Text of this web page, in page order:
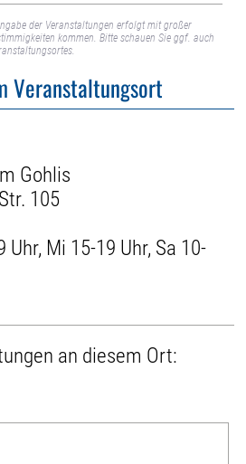
der Veranstaltungen erfolgt mit großer
kommen. Bitte schauen Sie ggf. auch
Veranstaltungsort
Gohlis
105
Uhr, Mi 15-19 Uhr, Sa 10-
an diesem Ort: